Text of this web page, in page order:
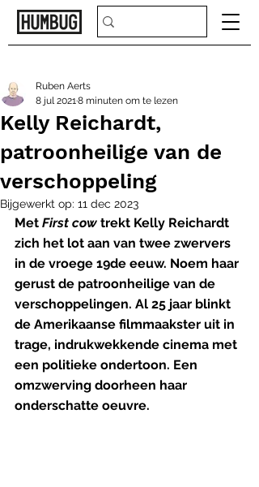
Kelly Reichardt,
patroonheilige van de
verschoppeling
Ruben Aerts
8 jul 20218 minuten om te lezen
Bijgewerkt op: 11 dec 2023
Met First cow trekt Kelly Reichardt
zich het lot aan van twee zwervers
in de vroege 19de eeuw. Noem haar
gerust de patroonheilige van de
verschoppelingen. Al 25 jaar blinkt
de Amerikaanse filmmaakster uit in
trage, indrukwekkende cinema met
een politieke ondertoon. Een
omzwerving doorheen haar
onderschatte oeuvre.